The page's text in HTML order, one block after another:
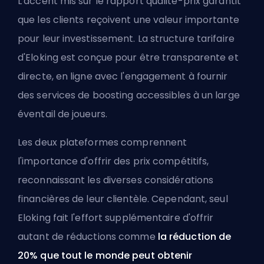
que les clients reçoivent une valeur importante
pour leur investissement. La structure tarifaire
d'Eloking est conçue pour être transparente et
directe, en ligne avec l'engagement à fournir
des services de boosting accessibles à un large
éventail de joueurs.
Les deux plateformes comprennent
l'importance d'offrir des prix compétitifs,
reconnaissant les diverses considérations
financières de leur clientèle. Cependant, seul
Eloking fait l'effort supplémentaire d'offrir
autant de réductions comme la réduction de
20% que tout le monde peut obtenir